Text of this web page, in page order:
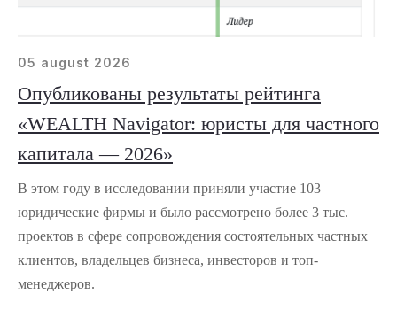
05 august 2026
Опубликованы результаты рейтинга
«WEALTH Navigator: юристы для частного
капитала — 2026»
В этом году в исследовании приняли участие 103
юридические фирмы и было рассмотрено более 3 тыс.
проектов в сфере сопровождения состоятельных частных
клиентов, владельцев бизнеса, инвесторов и топ-
менеджеров.